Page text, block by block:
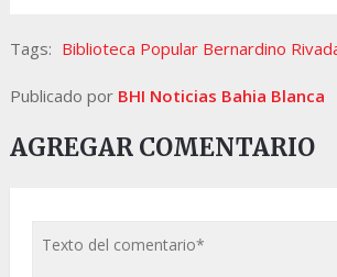
Tags: Biblioteca Popular Bernardino
Publicado por BHI Noticias Bahia Blanca
AGREGAR COMENTARIO